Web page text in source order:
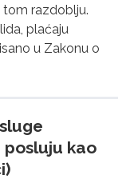
tom razdoblju.
plaćaju
u Zakonu o
kao